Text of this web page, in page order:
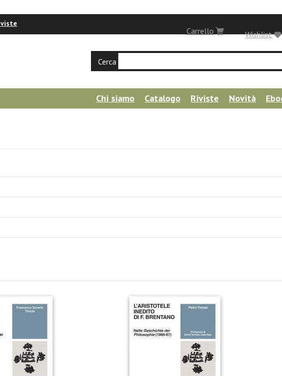
Carrello Wishlist
Cerca
Chi siamo Catalogo Riviste Novità